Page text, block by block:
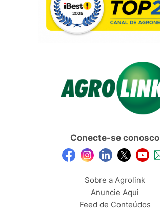
Conecte-se conosco
Sobre a Agrolink
Anuncie Aqui
Feed de Conteúdos